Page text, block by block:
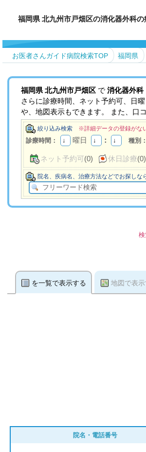
福岡県 北九州市戸畑区の消化器外科
お医者さんガイド病院検索TOP 福岡県
福岡県 北九州市戸畑区 で 消化器外科
さらに診療時間、ネット予約可、日
や、地図表示もできます。 また、口
絞り込み検索 ※詳細データの登録がな
診療時間： 曜日 ： 種別：
ネット予約可(0) 休日診療(0)
院名、疾病名、治療方法などでお探し
を一覧で表示する 地図で表示
院名・電話番号